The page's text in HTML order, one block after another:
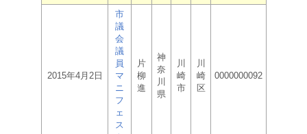
2015年4月2日
市
議
会
議
員
マ
ニ
フ
ェ
ス
片
柳
進
神
奈
川
県
川
崎
市
川
崎
区
0000000092